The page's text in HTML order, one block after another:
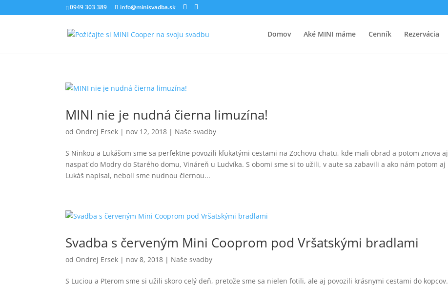
0949 303 389 info@minisvadba.sk
Domov Aké MINI máme Cenník Rezervácia
MINI nie je nudná čierna limuzína!
od Ondrej Ersek | nov 12, 2018 | Naše svadby
S Ninkou a Lukášom sme sa perfektne povozili kľukatými cestami na Zochovu chatu, kde mali obrad a potom znova aj
naspať do Modry do Starého domu, Vináreň u Ludvíka. S obomi sme si to užili, v aute sa zabavili a ako nám potom aj
Lukáš napísal, neboli sme nudnou čiernou...
Svadba s červeným Mini Cooprom pod Vršatskými bradlami
od Ondrej Ersek | nov 8, 2018 | Naše svadby
S Luciou a Pterom sme si užili skoro celý deň, pretože sme sa nielen fotili, ale aj povozili krásnymi cestami do kopcov.